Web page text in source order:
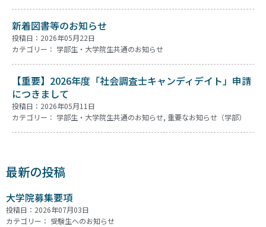
新着図書等のお知らせ
投稿日：2026年05月22日
カテゴリー： 学部生・大学院生共通のお知らせ
【重要】2026年度「社会調査士キャンディデイト」申請
につきまして
投稿日：2026年05月11日
カテゴリー： 学部生・大学院生共通のお知らせ, 重要なお知らせ（学部）
最新の投稿
大学院募集要項
投稿日：2026年07月03日
カテゴリー： 受験生へのお知らせ